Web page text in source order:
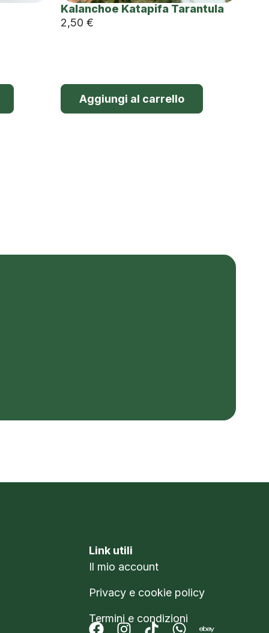
Kalanchoe Katapifa Tarantula
2,50 €
Aggiungi al carrello
Link utili
Il mio account
Privacy e cookie policy
Termini e condizioni